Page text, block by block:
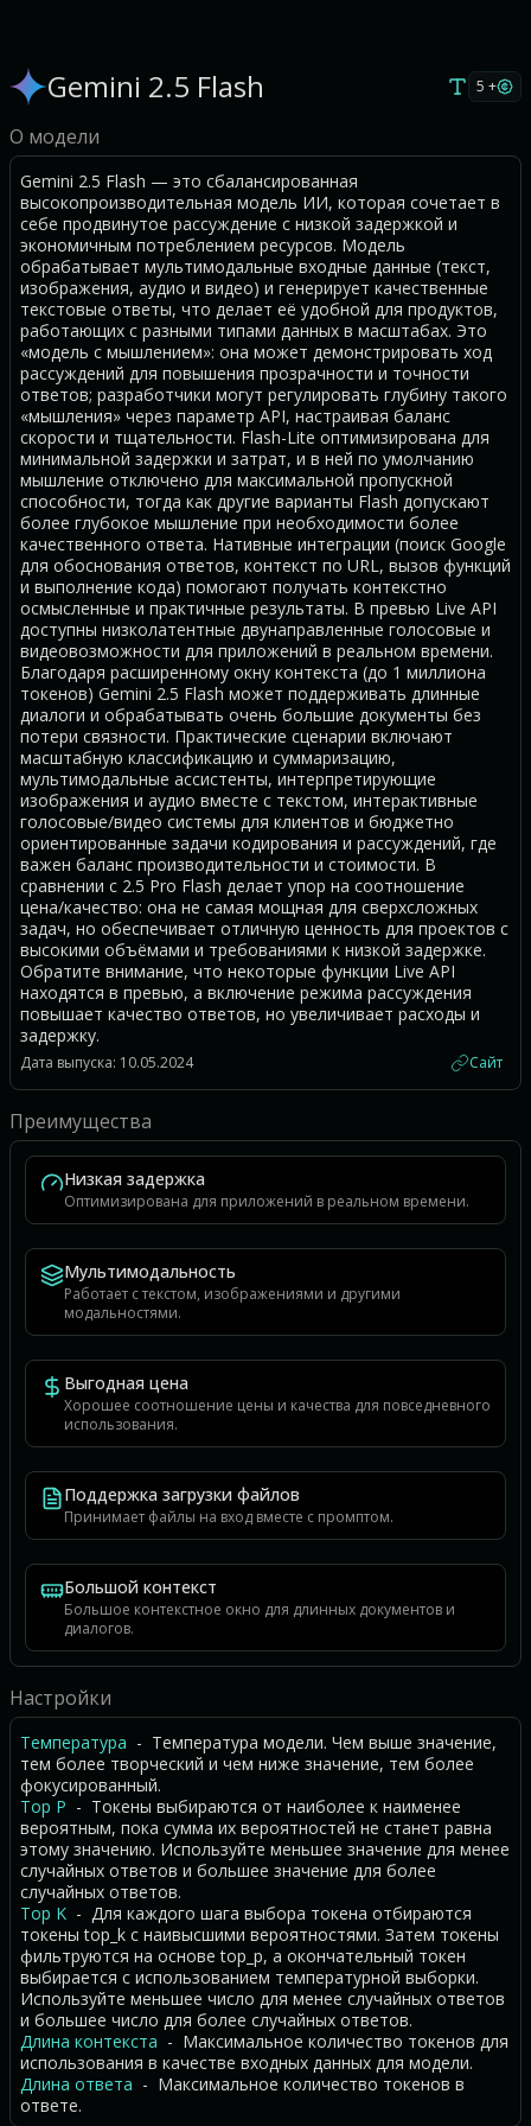
Gemini 2.5 Flash 5 +
О модели
Gemini 2.5 Flash — это сбалансированная
высокопроизводительная модель ИИ, которая сочетает в
себе продвинутое рассуждение с низкой задержкой и
экономичным потреблением ресурсов. Модель
обрабатывает мультимодальные входные данные (текст,
изображения, аудио и видео) и генерирует качественные
текстовые ответы, что делает её удобной для продуктов,
работающих с разными типами данных в масштабах. Это
«модель с мышлением»: она может демонстрировать ход
рассуждений для повышения прозрачности и точности
ответов; разработчики могут регулировать глубину такого
«мышления» через параметр API, настраивая баланс
скорости и тщательности. Flash-Lite оптимизирована для
минимальной задержки и затрат, и в ней по умолчанию
мышление отключено для максимальной пропускной
способности, тогда как другие варианты Flash допускают
более глубокое мышление при необходимости более
качественного ответа. Нативные интеграции (поиск Google
для обоснования ответов, контекст по URL, вызов функций
и выполнение кода) помогают получать контекстно
осмысленные и практичные результаты. В превью Live API
доступны низколатентные двунаправленные голосовые и
видеовозможности для приложений в реальном времени.
Благодаря расширенному окну контекста (до 1 миллиона
токенов) Gemini 2.5 Flash может поддерживать длинные
диалоги и обрабатывать очень большие документы без
потери связности. Практические сценарии включают
масштабную классификацию и суммаризацию,
мультимодальные ассистенты, интерпретирующие
изображения и аудио вместе с текстом, интерактивные
голосовые/видео системы для клиентов и бюджетно
ориентированные задачи кодирования и рассуждений, где
важен баланс производительности и стоимости. В
сравнении с 2.5 Pro Flash делает упор на соотношение
цена/качество: она не самая мощная для сверхсложных
задач, но обеспечивает отличную ценность для проектов с
высокими объёмами и требованиями к низкой задержке.
Обратите внимание, что некоторые функции Live API
находятся в превью, а включение режима рассуждения
повышает качество ответов, но увеличивает расходы и
задержку.
Дата выпуска: 10.05.2024 Сайт
Преимущества
Низкая задержка
Оптимизирована для приложений в реальном времени.
Мультимодальность
Работает с текстом, изображениями и другими
модальностями.
Выгодная цена
Хорошее соотношение цены и качества для повседневного
использования.
Поддержка загрузки файлов
Принимает файлы на вход вместе с промптом.
Большой контекст
Большое контекстное окно для длинных документов и
диалогов.
Настройки
Температура - Температура модели. Чем выше значение,
тем более творческий и чем ниже значение, тем более
фокусированный.
Top P - Токены выбираются от наиболее к наименее
вероятным, пока сумма их вероятностей не станет равна
этому значению. Используйте меньшее значение для менее
случайных ответов и большее значение для более
случайных ответов.
Top K - Для каждого шага выбора токена отбираются
токены top_k с наивысшими вероятностями. Затем токены
фильтруются на основе top_p, а окончательный токен
выбирается с использованием температурной выборки.
Используйте меньшее число для менее случайных ответов
и большее число для более случайных ответов.
Длина контекста - Максимальное количество токенов для
использования в качестве входных данных для модели.
Длина ответа - Максимальное количество токенов в
ответе.